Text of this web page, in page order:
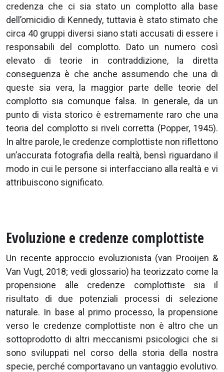
credenza che ci sia stato un complotto alla base
dell’omicidio di Kennedy, tuttavia è stato stimato che
circa 40 gruppi diversi siano stati accusati di essere i
responsabili del complotto. Dato un numero così
elevato di teorie in contraddizione, la diretta
conseguenza è che anche assumendo che una di
queste sia vera, la maggior parte delle teorie del
complotto sia comunque falsa. In generale, da un
punto di vista storico è estremamente raro che una
teoria del complotto si riveli corretta (Popper, 1945).
In altre parole, le credenze complottiste non riflettono
un’accurata fotografia della realtà, bensì riguardano il
modo in cui le persone si interfacciano alla realtà e vi
attribuiscono significato.
Evoluzione e credenze complottiste
Un recente approccio evoluzionista (van Prooijen &
Van Vugt, 2018; vedi glossario) ha teorizzato come la
propensione alle credenze complottiste sia il
risultato di due potenziali processi di selezione
naturale. In base al primo processo, la propensione
verso le credenze complottiste non è altro che un
sottoprodotto di altri meccanismi psicologici che si
sono sviluppati nel corso della storia della nostra
specie, perché comportavano un vantaggio evolutivo.